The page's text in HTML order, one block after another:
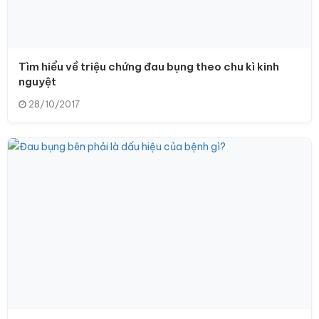
Tìm hiểu về triệu chứng đau bụng theo chu kì kinh
nguyệt
28/10/2017